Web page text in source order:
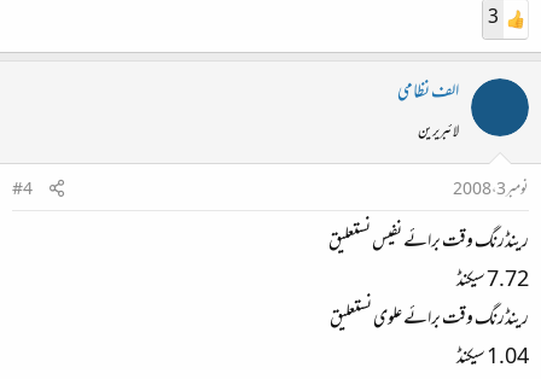
3
الف نظامی
لائبریرین
نومبر 3، 2008
#4
رینڈرنگ وقت برائے نفیس نستعلیق
7.72 سیکنڈ
رینڈرنگ وقت برائے علوی نستعلیق
1.04 سیکنڈ‌